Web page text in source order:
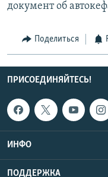
документ об
Поделиться
ПРИСОЕДИНЯЙТЕСЬ!
ИНФО
ПОДДЕРЖКА